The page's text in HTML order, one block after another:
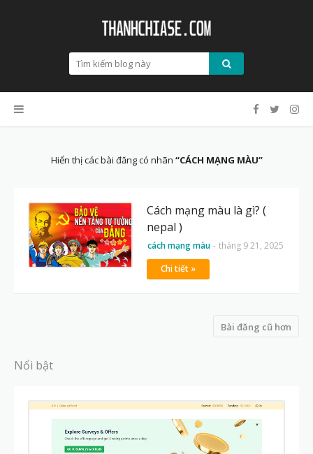
Hiển thị các bài đăng có nhãn CÁCH MẠNG MÀU
Cách mạng màu là gì? (
nepal )
cách mạng màu - tháng 9 21, 2025
Chi tiết »
Bài đăng cũ hơn
Nổi bật